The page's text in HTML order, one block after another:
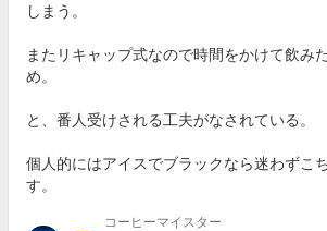
しまう。
またリキャップ式なので時間をかけて飲み
め。
と、番人受けされる工夫がなされている。
個人的にはアイスでブラックなら迷わずこ
す。
コーヒーマイスター